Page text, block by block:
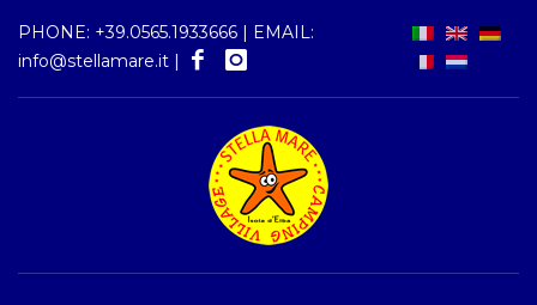
PHONE: +39.0565.1933666 | EMAIL:
info@stellamare.it |